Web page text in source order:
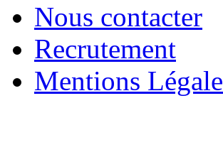
Nous contacter
Recrutement
Mentions